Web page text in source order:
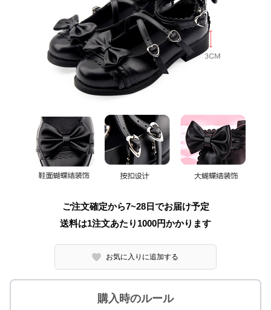
ご注文確定から7~28日でお届け予定
送料は1注文あたり 1000円かかります
お気に入りに追加する
購入時のルール